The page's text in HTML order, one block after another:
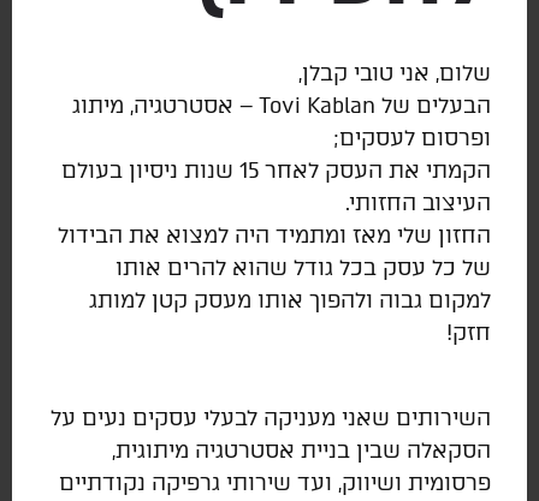
שלום, אני טובי קבלן,
הבעלים של Tovi Kablan – אסטרטגיה, מיתוג
ופרסום לעסקים;
הקמתי את העסק לאחר 15 שנות ניסיון בעולם
העיצוב החזותי.
החזון שלי מאז ומתמיד היה למצוא את הבידול
של כל עסק בכל גודל שהוא להרים אותו
למקום גבוה ולהפוך אותו מעסק קטן למותג
חזק!
השירותים שאני מעניקה לבעלי עסקים נעים על
הסקאלה שבין בניית אסטרטגיה מיתוגית,
פרסומית ושיווק, ועד שירותי גרפיקה נקודתיים